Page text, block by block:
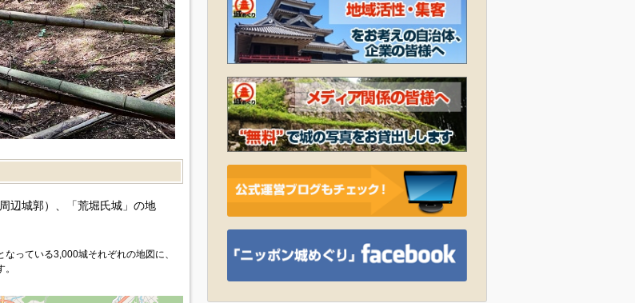
辺城郭）、「荒堀氏城」の地
っている3,000城それぞれの地図に、